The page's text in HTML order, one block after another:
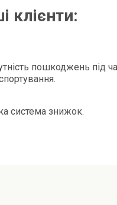
клієнти:
пошкоджень під
система знижок.